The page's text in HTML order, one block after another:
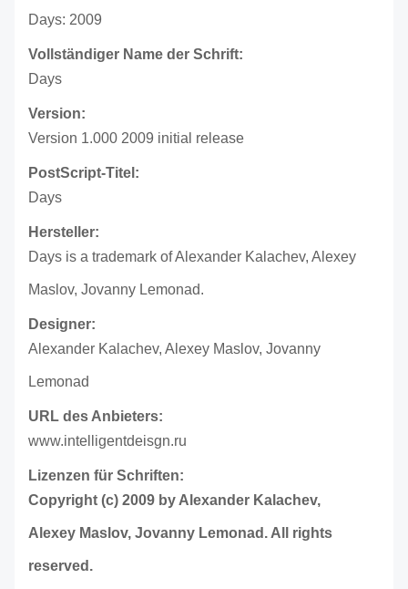
Days: 2009
Vollständiger Name der Schrift:
Days
Version:
Version 1.000 2009 initial release
PostScript-Titel:
Days
Hersteller:
Days is a trademark of Alexander Kalachev, Alexey
Maslov, Jovanny Lemonad.
Designer:
Alexander Kalachev, Alexey Maslov, Jovanny
Lemonad
URL des Anbieters:
www.intelligentdeisgn.ru
Lizenzen für Schriften:
Copyright (c) 2009 by Alexander Kalachev,
Alexey Maslov, Jovanny Lemonad. All rights
reserved.